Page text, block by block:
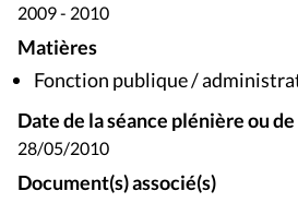
2009 - 2010
Matières
Fonction publique /
Date de la séance plénière ou
28/05/2010
Document(s) associé(s)